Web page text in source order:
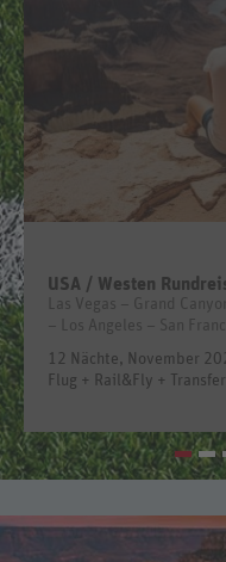
USA / Westen
Las Vegas – Grand
– Los Angeles – San
12 Nächte, November
Flug + Rail&Fly + Transfer